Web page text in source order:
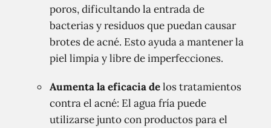
poros, dificultando la entrada de
bacterias y residuos que puedan causar
brotes de acné. Esto ayuda a mantener la
piel limpia y libre de imperfecciones.
Aumenta la eficacia delos tratamientos
contra el acné: El agua fría puede
utilizarse junto con productos para el